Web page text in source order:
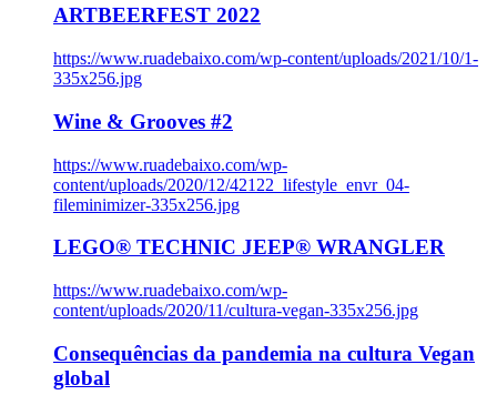
ARTBEERFEST 2022
https://www.ruadebaixo.com/wp-content/uploads/2021/10/1-
335x256.jpg
Wine & Grooves #2
https://www.ruadebaixo.com/wp-
content/uploads/2020/12/42122_lifestyle_envr_04-
fileminimizer-335x256.jpg
LEGO® TECHNIC JEEP® WRANGLER
https://www.ruadebaixo.com/wp-
content/uploads/2020/11/cultura-vegan-335x256.jpg
Consequências da pandemia na cultura Vegan
global